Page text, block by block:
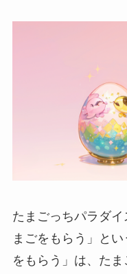
たまごっちパラダ
まごをもらう」と
をもらう」は、た